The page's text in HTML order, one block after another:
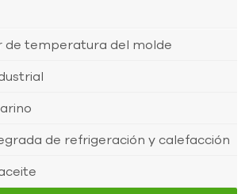
de temperatura del molde
de refrigeración y calefacción